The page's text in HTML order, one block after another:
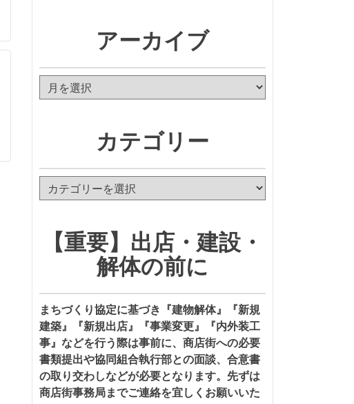
アーカイブ
ー
カテゴリー
テ
【重要】出店・建設・
解体の前に
まちづくり協定に基づき『建物解体』『新規
建築』『新規出店』『事業変更』『内外装工
事』などを行う際は事前に、商店街への必要
書類提出や協同組合執行部との面談、合意書
の取り交わしなどが必要となります。先ずは
商店街事務局までご連絡を宜しくお願いいた